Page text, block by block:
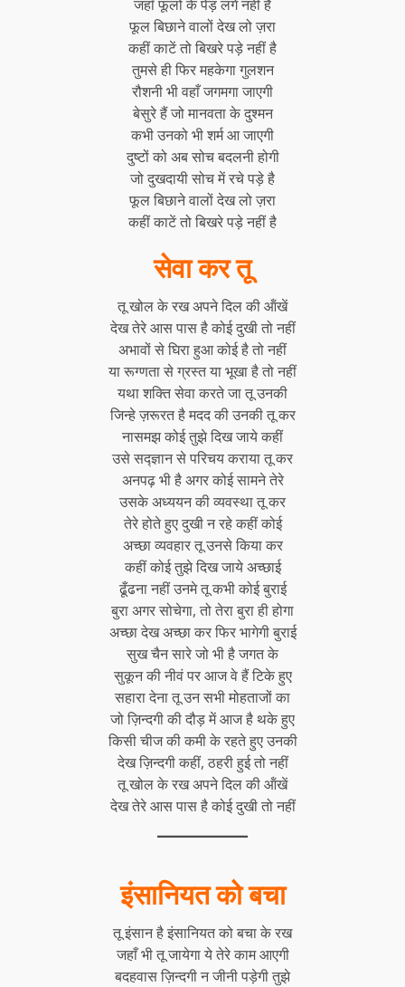
जहाँ फूलों के पेड़ लगे नहीं है
फूल बिछाने वालों देख लो ज़रा
कहीं काटें तो बिखरे पड़े नहीं है
तुमसे ही फिर महकेगा गुलशन
रौशनी भी वहाँ जगमगा जाएगी
बेसुरे हैं जो मानवता के दुश्मन
कभी उनको भी शर्म आ जाएगी
दुष्टों को अब सोच बदलनी होगी
जो दुखदायी सोच में रचे पड़े है
फूल बिछाने वालों देख लो ज़रा
कहीं काटें तो बिखरे पड़े नहीं है
सेवा कर तू
तू खोल के रख अपने दिल की ऑंखें
देख तेरे आस पास है कोई दुखी तो नहीं
अभावों से घिरा हुआ कोई है तो नहीं
या रूग्णता से ग्रस्त या भूखा है तो नहीं
यथा शक्ति सेवा करते जा तू उनकी
जिन्हे ज़रूरत है मदद की उनकी तू कर
नासमझ कोई तुझे दिख जाये कहीं
उसे सद्ज्ञान से परिचय कराया तू कर
अनपढ़ भी है अगर कोई सामने तेरे
उसके अध्ययन की व्यवस्था तू कर
तेरे होते हुए दुखी न रहे कहीं कोई
अच्छा व्यवहार तू उनसे किया कर
कहीं कोई तुझे दिख जाये अच्छाई
ढूँढना नहीं उनमे तू कभी कोई बुराई
बुरा अगर सोचेगा, तो तेरा बुरा ही होगा
अच्छा देख अच्छा कर फिर भागेगी बुराई
सुख चैन सारे जो भी है जगत के
सुकून की नीवं पर आज वे हैं टिके हुए
सहारा देना तू उन सभी मोहताजों का
जो ज़िन्दगी की दौड़ में आज है थके हुए
किसी चीज की कमी के रहते हुए उनकी
देख ज़िन्दगी कहीं, ठहरी हुई तो नहीं
तू खोल के रख अपने दिल की ऑंखें
देख तेरे आस पास है कोई दुखी तो नहीं
इंसानियत को बचा
तू इंसान है इंसानियत को बचा के रख
जहाँ भी तू जायेगा ये तेरे काम आएगी
बदहवास ज़िन्दगी न जीनी पड़ेगी तुझे